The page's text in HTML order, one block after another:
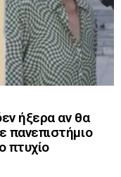
ήξερα αν θα
πτυχίο